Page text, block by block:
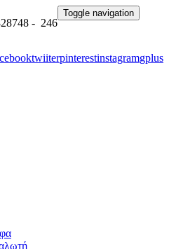
- 246
twiiterpinterestinstagramgplus
Toggle navigation